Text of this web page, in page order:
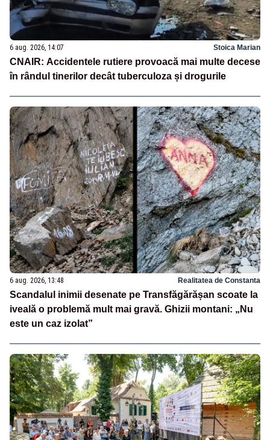
6 aug. 2026, 14:07 Stoica Marian
CNAIR: Accidentele rutiere provoacă mai multe decese
în rândul tinerilor decât tuberculoza și drogurile
6 aug. 2026, 13:48 Realitatea de Constanta
Scandalul inimii desenate pe Transfăgărășan scoate la
iveală o problemă mult mai gravă. Ghizii montani: „Nu
este un caz izolat”